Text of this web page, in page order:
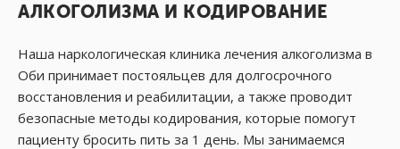
АЛКОГОЛИЗМА И КОДИРОВАНИЕ
Наша наркологическая клиника лечения алкоголизма в
Оби принимает постояльцев для долгосрочного
восстановления и реабилитации, а также проводит
безопасные методы кодирования, которые помогут
пациенту бросить пить за 1 день. Мы занимаемся